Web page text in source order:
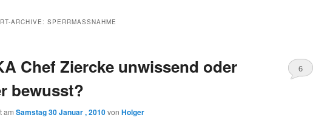
ARCHIVE: SPERRMASSNAHME
Chef Ziercke unwissend oder
bewusst?
am Samstag 30 Januar , 2010von Holger
6